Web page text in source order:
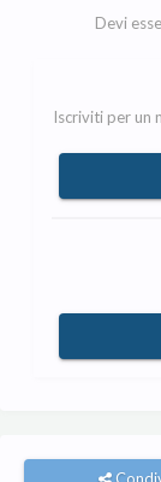
Devi
Iscriviti per un